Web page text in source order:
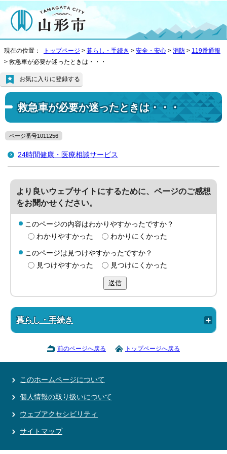
現在の位置： トップページ > 暮らし・手続き > 安全・安心 > 消防 > 119番通報
> 救急車が必要か迷ったときは・・・
救急車が必要か迷ったときは・・・
お気に入りに登録する
ページ番号1011256
24時間健康・医療相談サービス
より良いウェブサイトにするために、ページのご感想
をお聞かせください。
このページの内容はわかりやすかったですか？
わかりやすかった
わかりにくかった
このページは見つけやすかったですか？
見つけやすかった
見つけにくかった
送信
暮らし・手続き
前のページへ戻る トップページへ戻る
このホームページについて
個人情報の取り扱いについて
ウェブアクセシビリティ
サイトマップ